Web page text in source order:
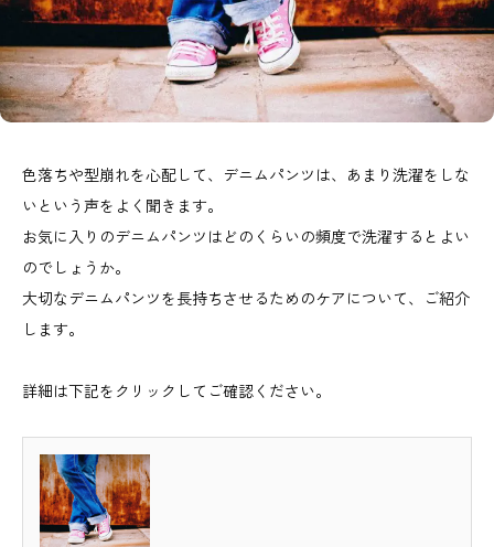
色落ちや型崩れを心配して、デニムパンツは、あまり洗濯をしな
いという声をよく聞きます。
お気に入りのデニムパンツはどのくらいの頻度で洗濯するとよい
のでしょうか。
大切なデニムパンツを長持ちさせるためのケアについて、ご紹介
します。
詳細は下記をクリックしてご確認ください。